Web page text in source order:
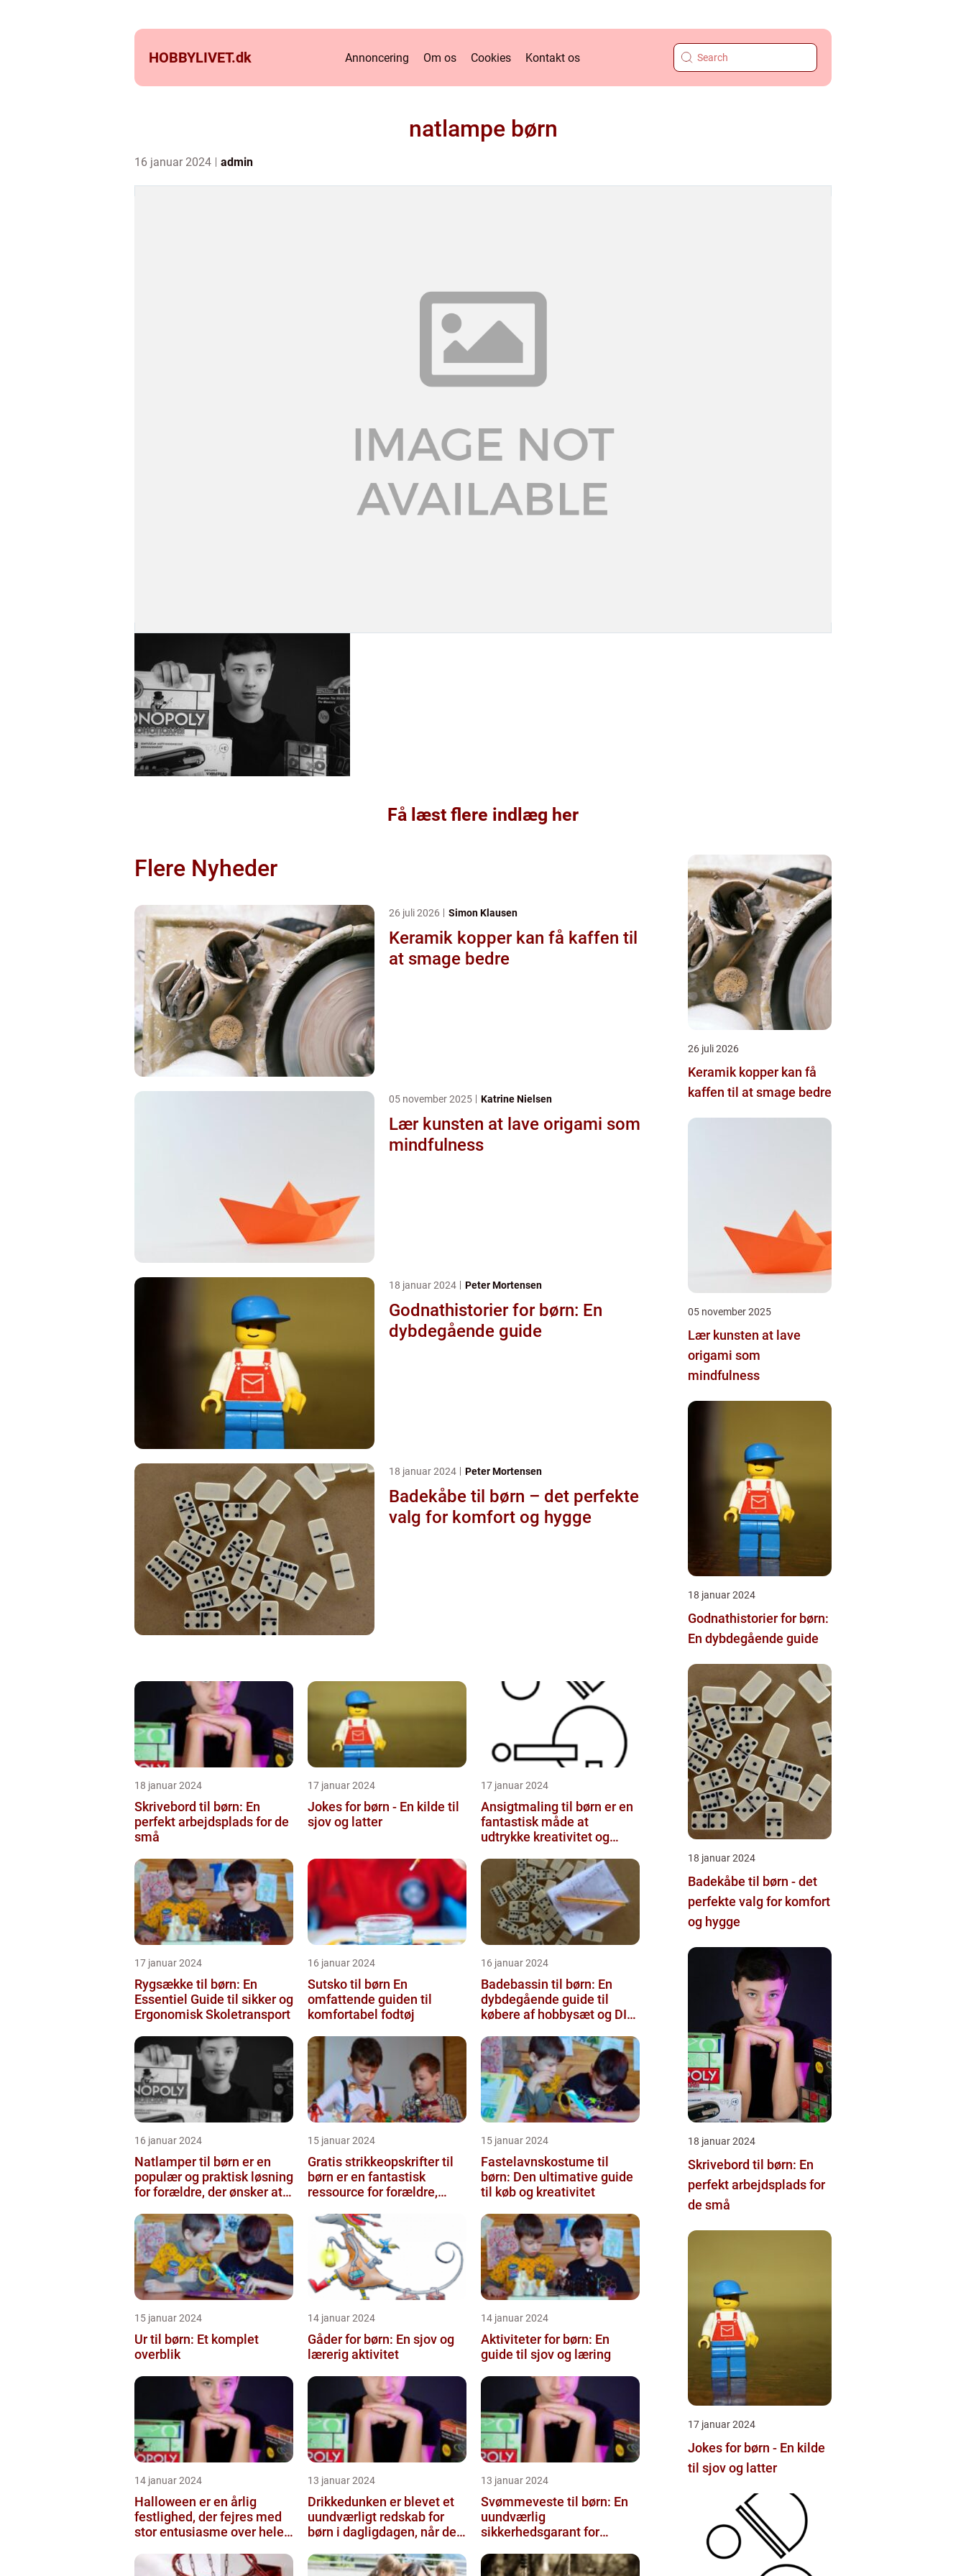
HOBBYLIVET.dk Annoncering Om os Cookies Kontakt os
natlampe børn
16 januar 2024 admin
Få læst flere indlæg her
Flere Nyheder
26 juli 2026 Simon Klausen
Keramik kopper kan få kaffen til
at smage bedre
05 november 2025 Katrine Nielsen
Lær kunsten at lave origami som
mindfulness
18 januar 2024 Peter Mortensen
Godnathistorier for børn: En
dybdegående guide
18 januar 2024 Peter Mortensen
Badekåbe til børn – det perfekte
valg for komfort og hygge
18 januar 2024
Skrivebord til børn: En
perfekt arbejdsplads for de
små
17 januar 2024
Jokes for børn - En kilde til
sjov og latter
17 januar 2024
Ansigtmaling til børn er en
fantastisk måde at
udtrykke kreativitet og
17 januar 2024
Rygsække til børn: En
Essentiel Guide til sikker og
Ergonomisk Skoletransport
16 januar 2024
Sutsko til børn En
omfattende guiden til
komfortabel fodtøj
16 januar 2024
Badebassin til børn: En
dybdegående guide til
købere af hobbysæt og DIY-
16 januar 2024
Natlamper til børn er en
populær og praktisk løsning
for forældre, der ønsker at
15 januar 2024
Gratis strikkeopskrifter til
børn er en fantastisk
ressource for forældre,
15 januar 2024
Fastelavnskostume til
børn: Den ultimative guide
til køb og kreativitet
15 januar 2024
Ur til børn: Et komplet
overblik
14 januar 2024
Gåder for børn: En sjov og
lærerig aktivitet
14 januar 2024
Aktiviteter for børn: En
guide til sjov og læring
14 januar 2024
Halloween er en årlig
festlighed, der fejres med
stor entusiasme over hele
13 januar 2024
Drikkedunken er blevet et
uundværligt redskab for
børn i dagligdagen, når de
13 januar 2024
Svømmeveste til børn: En
uundværlig
sikkerhedsgarant for
26 juli 2026
Keramik kopper kan få
kaffen til at smage bedre
05 november 2025
Lær kunsten at lave
origami som
mindfulness
18 januar 2024
Godnathistorier for børn:
En dybdegående guide
18 januar 2024
Badekåbe til børn - det
perfekte valg for komfort
og hygge
18 januar 2024
Skrivebord til børn: En
perfekt arbejdsplads for
de små
17 januar 2024
Jokes for børn - En kilde
til sjov og latter